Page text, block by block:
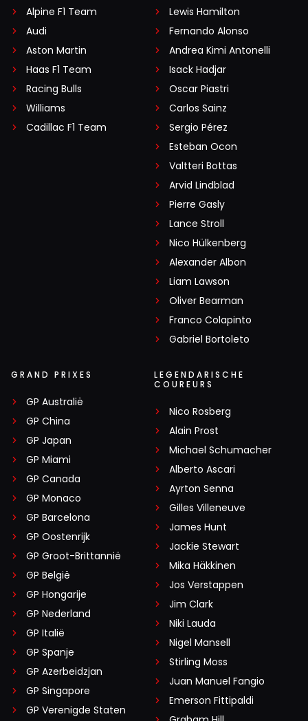
Alpine F1 Team
Audi
Aston Martin
Haas F1 Team
Racing Bulls
Williams
Cadillac F1 Team
Lewis Hamilton
Fernando Alonso
Andrea Kimi Antonelli
Isack Hadjar
Oscar Piastri
Carlos Sainz
Sergio Pérez
Esteban Ocon
Valtteri Bottas
Arvid Lindblad
Pierre Gasly
Lance Stroll
Nico Hülkenberg
Alexander Albon
Liam Lawson
Oliver Bearman
Franco Colapinto
Gabriel Bortoleto
GRAND PRIXES
GP Australië
GP China
GP Japan
GP Miami
GP Canada
GP Monaco
GP Barcelona
GP Oostenrijk
GP Groot-Brittannië
GP België
GP Hongarije
GP Nederland
GP Italië
GP Spanje
GP Azerbeidzjan
GP Singapore
GP Verenigde Staten
LEGENDARISCHE
COUREURS
Nico Rosberg
Alain Prost
Michael Schumacher
Alberto Ascari
Ayrton Senna
Gilles Villeneuve
James Hunt
Jackie Stewart
Mika Häkkinen
Jos Verstappen
Jim Clark
Niki Lauda
Nigel Mansell
Stirling Moss
Juan Manuel Fangio
Emerson Fittipaldi